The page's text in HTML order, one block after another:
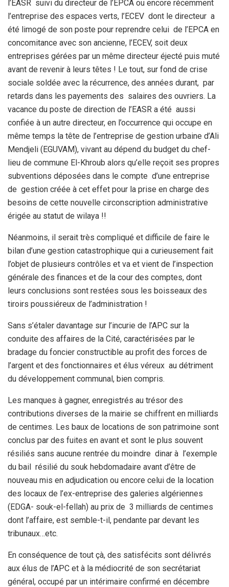
l’EASR suivi du directeur de l’EPCA ou encore récemment
l’entreprise des espaces verts, l’ECEV dont le directeur a
été limogé de son poste pour reprendre celui de l’EPCA en
concomitance avec son ancienne, l’ECEV, soit deux
entreprises gérées par un même directeur éjecté puis muté
avant de revenir à leurs têtes ! Le tout, sur fond de crise
sociale soldée avec la récurrence, des années durant, par
retards dans les payements des salaires des ouvriers. La
vacance du poste de direction de l’EASR a été aussi
confiée à un autre directeur, en l’occurrence qui occupe en
même temps la tête de l’entreprise de gestion urbaine d’Ali
Mendjeli (EGUVAM), vivant au dépend du budget du chef-
lieu de commune El-Khroub alors qu’elle reçoit ses propres
subventions déposées dans le compte d’une entreprise
de gestion créée à cet effet pour la prise en charge des
besoins de cette nouvelle circonscription administrative
érigée au statut de wilaya !!
Néanmoins, il serait très compliqué et difficile de faire le
bilan d’une gestion catastrophique qui a curieusement fait
l’objet de plusieurs contrôles et va et vient de l’inspection
générale des finances et de la cour des comptes, dont
leurs conclusions sont restées sous les boisseaux des
tiroirs poussiéreux de l’administration !
Sans s’étaler davantage sur l’incurie de l’APC sur la
conduite des affaires de la Cité, caractérisées par le
bradage du foncier constructible au profit des forces de
l’argent et des fonctionnaires et élus véreux au détriment
du développement communal, bien compris.
Les manques à gagner, enregistrés au trésor des
contributions diverses de la mairie se chiffrent en milliards
de centimes. Les baux de locations de son patrimoine sont
conclus par des fuites en avant et sont le plus souvent
résiliés sans aucune rentrée du moindre dinar à l’exemple
du bail résilié du souk hebdomadaire avant d’être de
nouveau mis en adjudication ou encore celui de la location
des locaux de l’ex-entreprise des galeries algériennes
(EDGA- souk-el-fellah) au prix de 3 milliards de centimes
dont l’affaire, est semble-t-il, pendante par devant les
tribunaux…etc.
En conséquence de tout çà, des satisfécits sont délivrés
aux élus de l’APC et à la médiocrité de son secrétariat
général, occupé par un intérimaire confirmé en décembre